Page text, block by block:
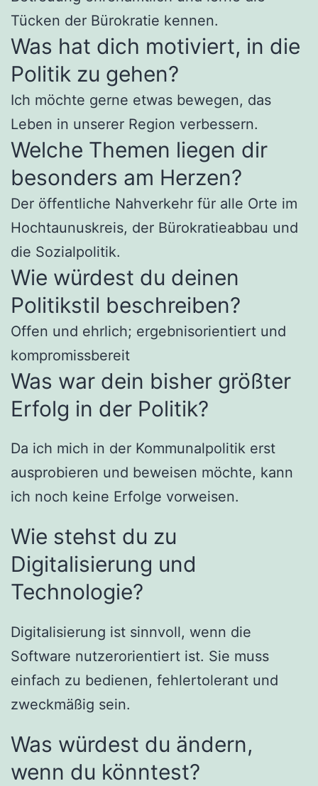
Tücken der Bürokratie kennen.
Was hat dich motiviert, in die
Politik zu gehen?
Ich möchte gerne etwas bewegen, das
Leben in unserer Region verbessern.
Welche Themen liegen dir
besonders am Herzen?
Der öffentliche Nahverkehr für alle Orte im
Hochtaunuskreis, der Bürokratieabbau und
die Sozialpolitik.
Wie würdest du deinen
Politikstil beschreiben?
Offen und ehrlich; ergebnisorientiert und
kompromissbereit
Was war dein bisher größter
Erfolg in der Politik?
Da ich mich in der Kommunalpolitik erst
ausprobieren und beweisen möchte, kann
ich noch keine Erfolge vorweisen.
Wie stehst du zu
Digitalisierung und
Technologie?
Digitalisierung ist sinnvoll, wenn die
Software nutzerorientiert ist. Sie muss
einfach zu bedienen, fehlertolerant und
zweckmäßig sein.
Was würdest du ändern,
wenn du könntest?